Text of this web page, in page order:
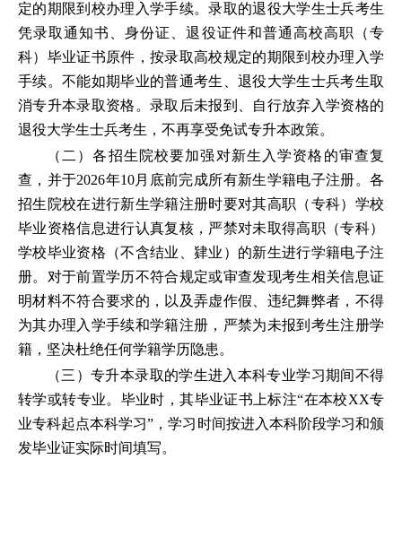
定的期限到校办理入学手续。录取的退役大学生士兵考生
凭录取通知书、身份证、退役证件和普通高校高职（专
科）毕业证书原件，按录取高校规定的期限到校办理入学
手续。不能如期毕业的普通考生、退役大学生士兵考生取
消专升本录取资格。录取后未报到、自行放弃入学资格的
退役大学生士兵考生，不再享受免试专升本政策。
（二）各招生院校要加强对新生入学资格的审查复
查，并于2026年10月底前完成所有新生学籍电子注册。各
招生院校在进行新生学籍注册时要对其高职（专科）学校
毕业资格信息进行认真复核，严禁对未取得高职（专科）
学校毕业资格（不含结业、肄业）的新生进行学籍电子注
册。对于前置学历不符合规定或审查发现考生相关信息证
明材料不符合要求的，以及弄虚作假、违纪舞弊者，不得
为其办理入学手续和学籍注册，严禁为未报到考生注册学
籍，坚决杜绝任何学籍学历隐患。
（三）专升本录取的学生进入本科专业学习期间不得
转学或转专业。毕业时，其毕业证书上标注“在本校XX专
业专科起点本科学习”，学习时间按进入本科阶段学习和颁
发毕业证实际时间填写。